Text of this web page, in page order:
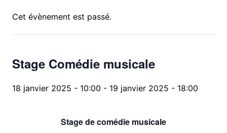
Cet évènement est passé.
Stage Comédie musicale
18 janvier 2025 - 10:00 - 19 janvier 2025 - 18:00
Stage de comédie musicale